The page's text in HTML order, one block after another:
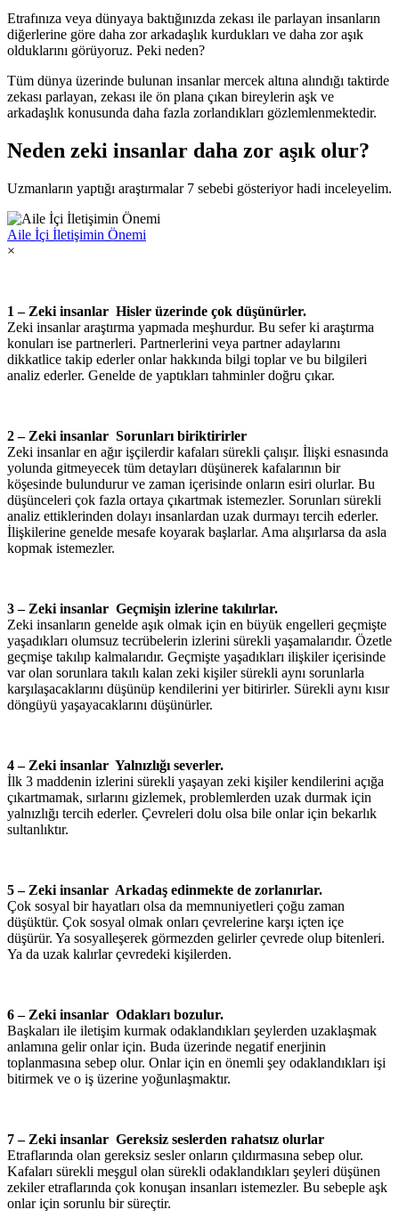
Etrafınıza veya dünyaya baktığınızda zekası ile parlayan insanların
diğerlerine göre daha zor arkadaşlık kurdukları ve daha zor aşık
olduklarını görüyoruz. Peki neden?
Tüm dünya üzerinde bulunan insanlar mercek altına alındığı taktirde
zekası parlayan, zekası ile ön plana çıkan bireylerin aşk ve
arkadaşlık konusunda daha fazla zorlandıkları gözlemlenmektedir.
Neden zeki insanlar daha zor aşık olur?
Uzmanların yaptığı araştırmalar 7 sebebi gösteriyor hadi inceleyelim.
Aile İçi İletişimin Önemi
×
1 – Zeki insanlar Hisler üzerinde çok düşünürler.
Zeki insanlar araştırma yapmada meşhurdur. Bu sefer ki araştırma
konuları ise partnerleri. Partnerlerini veya partner adaylarını
dikkatlice takip ederler onlar hakkında bilgi toplar ve bu bilgileri
analiz ederler. Genelde de yaptıkları tahminler doğru çıkar.
2 – Zeki insanlar Sorunları biriktirirler
Zeki insanlar en ağır işçilerdir kafaları sürekli çalışır. İlişki esnasında
yolunda gitmeyecek tüm detayları düşünerek kafalarının bir
köşesinde bulundurur ve zaman içerisinde onların esiri olurlar. Bu
düşünceleri çok fazla ortaya çıkartmak istemezler. Sorunları sürekli
analiz ettiklerinden dolayı insanlardan uzak durmayı tercih ederler.
İlişkilerine genelde mesafe koyarak başlarlar. Ama alışırlarsa da asla
kopmak istemezler.
3 – Zeki insanlar Geçmişin izlerine takılırlar.
Zeki insanların genelde aşık olmak için en büyük engelleri geçmişte
yaşadıkları olumsuz tecrübelerin izlerini sürekli yaşamalarıdır. Özetle
geçmişe takılıp kalmalarıdır. Geçmişte yaşadıkları ilişkiler içerisinde
var olan sorunlara takılı kalan zeki kişiler sürekli aynı sorunlarla
karşılaşacaklarını düşünüp kendilerini yer bitirirler. Sürekli aynı kısır
döngüyü yaşayacaklarını düşünürler.
4 – Zeki insanlar Yalnızlığı severler.
İlk 3 maddenin izlerini sürekli yaşayan zeki kişiler kendilerini açığa
çıkartmamak, sırlarını gizlemek, problemlerden uzak durmak için
yalnızlığı tercih ederler. Çevreleri dolu olsa bile onlar için bekarlık
sultanlıktır.
5 – Zeki insanlar Arkadaş edinmekte de zorlanırlar.
Çok sosyal bir hayatları olsa da memnuniyetleri çoğu zaman
düşüktür. Çok sosyal olmak onları çevrelerine karşı içten içe
düşürür. Ya sosyalleşerek görmezden gelirler çevrede olup bitenleri.
Ya da uzak kalırlar çevredeki kişilerden.
6 – Zeki insanlar Odakları bozulur.
Başkaları ile iletişim kurmak odaklandıkları şeylerden uzaklaşmak
anlamına gelir onlar için. Buda üzerinde negatif enerjinin
toplanmasına sebep olur. Onlar için en önemli şey odaklandıkları işi
bitirmek ve o iş üzerine yoğunlaşmaktır.
7 – Zeki insanlar Gereksiz seslerden rahatsız olurlar
Etraflarında olan gereksiz sesler onların çıldırmasına sebep olur.
Kafaları sürekli meşgul olan sürekli odaklandıkları şeyleri düşünen
zekiler etraflarında çok konuşan insanları istemezler. Bu sebeple aşk
onlar için sorunlu bir süreçtir.